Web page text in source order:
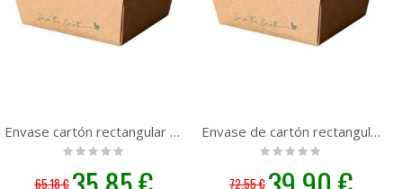
Envase cartón rectangular 750ml. Take Away |200 unidades
Rating:
0%
65,18 €
Precio
especial
Envase de cartón rectangular 900ml. Take Away |200 unidades
Rating:
0%
72,55 €
Precio
especial